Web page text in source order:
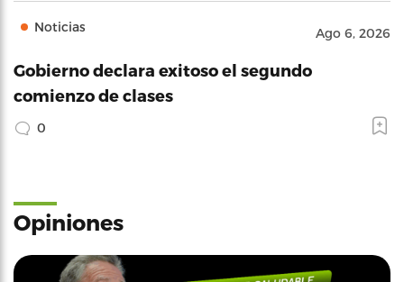
Noticias Ago 6, 2026
Gobierno declara exitoso el segundo
comienzo de clases
0
Opiniones